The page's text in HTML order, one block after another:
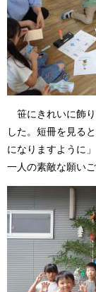
笹にきれいに飾り
した。短冊を見る
になりますように
一人の素敵な願い